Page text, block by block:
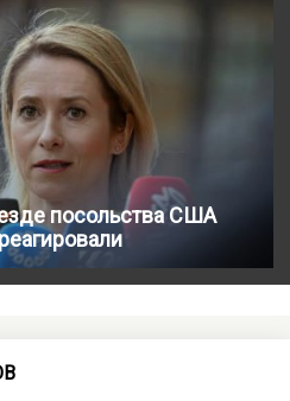
посольства США